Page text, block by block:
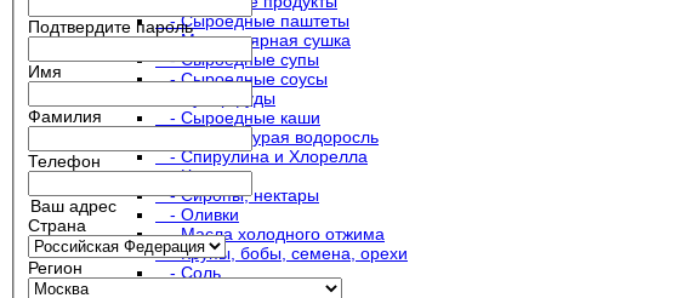
- Сыроедные паштеты
- Молекулярная сушка
- Сыроедные супы
- Сыроедные соусы
- Суперфуды
- Сыроедные каши
- Фукус - бурая водоросль
- Спирулина и Хлорелла
- Чаи
- Сиропы, нектары
- Оливки
- Масла холодного отжима
- Крупы, бобы, семена, орехи
- Соль
Подтвердите пароль
Имя
Фамилия
Телефон
Ваш адрес
Страна
Регион